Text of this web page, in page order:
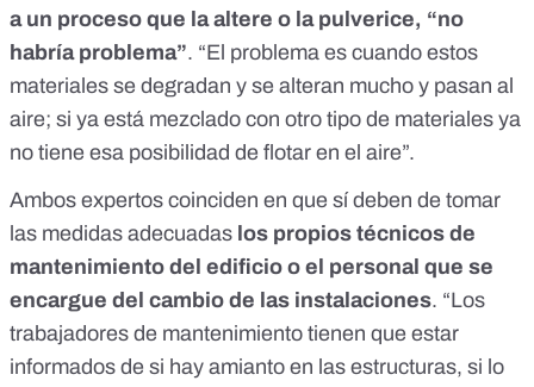
a un proceso que la altere o la pulverice, “no
habría problema”. “El problema es cuando estos
materiales se degradan y se alteran mucho y pasan al
aire; si ya está mezclado con otro tipo de materiales ya
no tiene esa posibilidad de flotar en el aire”.
Ambos expertos coinciden en que sí deben de tomar
las medidas adecuadas los propios técnicos de
mantenimiento del edificio o el personal que se
encargue del cambio de las instalaciones. “Los
trabajadores de mantenimiento tienen que estar
informados de si hay amianto en las estructuras, si lo